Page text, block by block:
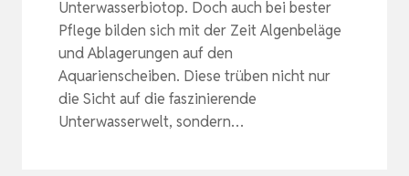
Unterwasserbiotop. Doch auch bei bester
Pflege bilden sich mit der Zeit Algenbeläge
und Ablagerungen auf den
Aquarienscheiben. Diese trüben nicht nur
die Sicht auf die faszinierende
Unterwasserwelt, sondern…